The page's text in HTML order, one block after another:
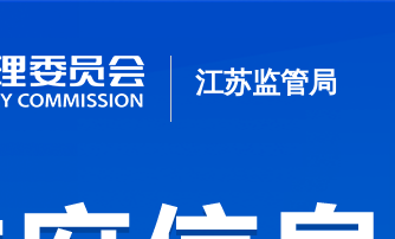
江苏监管局